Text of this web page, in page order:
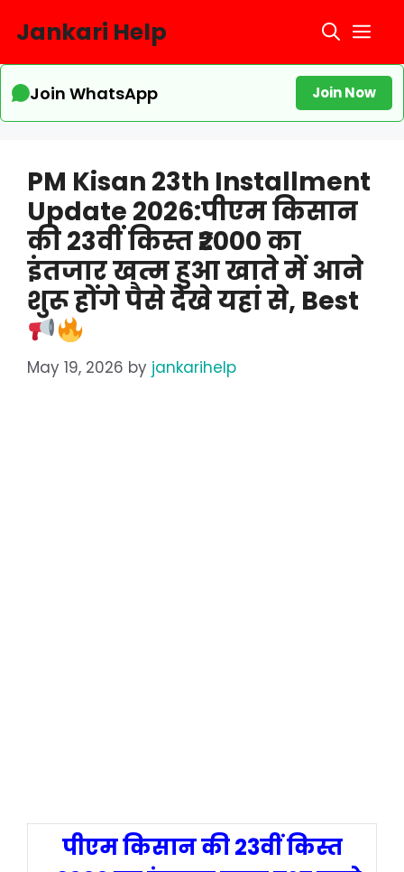
Jankari Help
Join WhatsApp Join Now
PM Kisan 23th Installment
Update 2026:पीएम किसान
की 23वीं किस्त ₹2000 का
इंतजार खत्म हुआ खाते में आने
शुरू होंगे पैसे देखे यहां से, Best
May 19, 2026 by jankarihelp
पीएम किसान की 23वीं किस्त